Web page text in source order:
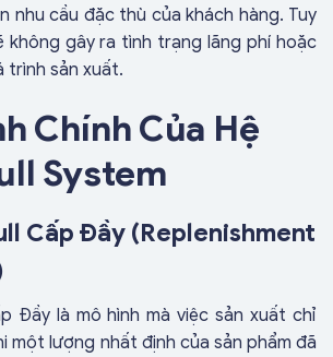
nhu cầu đặc thù của khách hàng. Tuy
không gây ra tình trạng lãng phí hoặc
sản xuất.
Chính Của Hệ
System
Cấp Đầy (Replenishment
Đầy là mô hình mà việc sản xuất chỉ
một lượng nhất định của sản phẩm đã